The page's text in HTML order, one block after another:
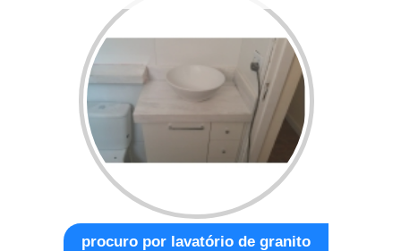
procuro por lavatório de granito